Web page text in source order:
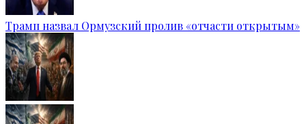
Трамп назвал Ормузский пролив «отчасти открытым»